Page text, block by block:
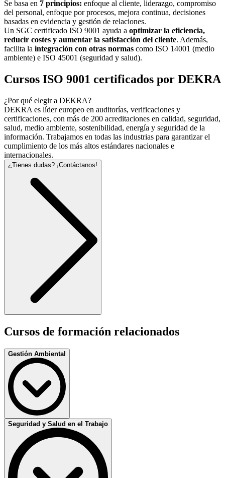
Se basa en 7 principios: enfoque al cliente, liderazgo, compromiso
del personal, enfoque por procesos, mejora continua, decisiones
basadas en evidencia y gestión de relaciones.
Un SGC certificado ISO 9001 ayuda a optimizar la eficiencia,
reducir costes y aumentar la satisfacción del cliente. Además,
facilita la integración con otras normas como ISO 14001 (medio
ambiente) e ISO 45001 (seguridad y salud).
Cursos ISO 9001 certificados por DEKRA
¿Por qué elegir a DEKRA?
DEKRA es líder europeo en auditorías, verificaciones y
certificaciones, con más de 200 acreditaciones en calidad, seguridad,
salud, medio ambiente, sostenibilidad, energía y seguridad de la
información. Trabajamos en todas las industrias para garantizar el
cumplimiento de los más altos estándares nacionales e
internacionales.
¿Tienes dudas? ¡Contáctanos!
Cursos de formación relacionados
Gestión Ambiental
Formación en ISO 14001
Curso orientado a la gestión y auditoría ambiental. Adquiere los
conocimientos necesarios para cumplir con los requisitos de la
norma ISO 14001, reducir impactos ambientales y fomentar la
Seguridad y Salud en el Trabajo